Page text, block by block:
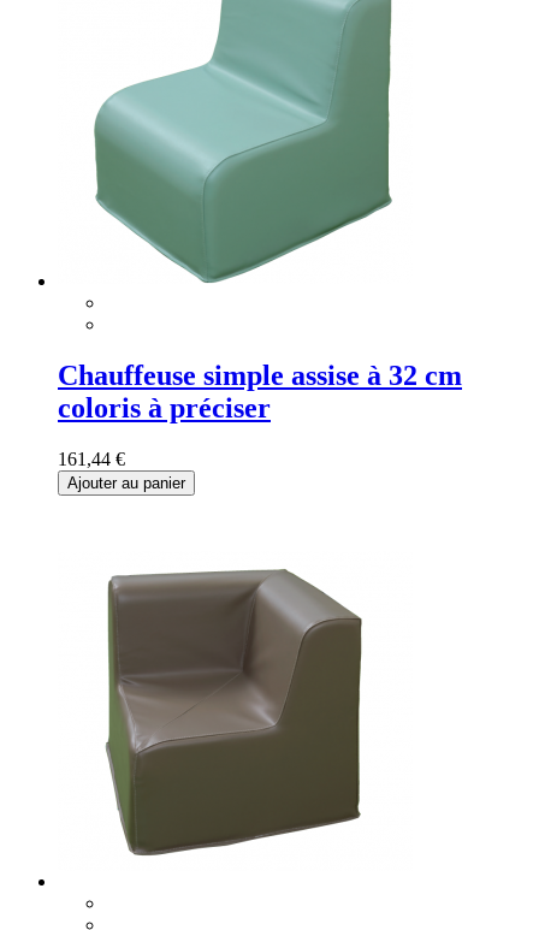
Chauffeuse simple assise à 32 cm
coloris à préciser
161,44 €
Ajouter au panier